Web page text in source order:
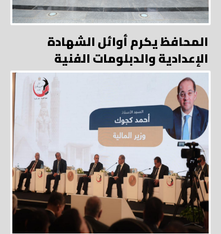
المحافظ يكرم أوائل الشهادة
الإعدادية والدبلومات الفنية